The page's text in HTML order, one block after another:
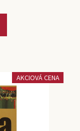
AKCIOVÁ CENA